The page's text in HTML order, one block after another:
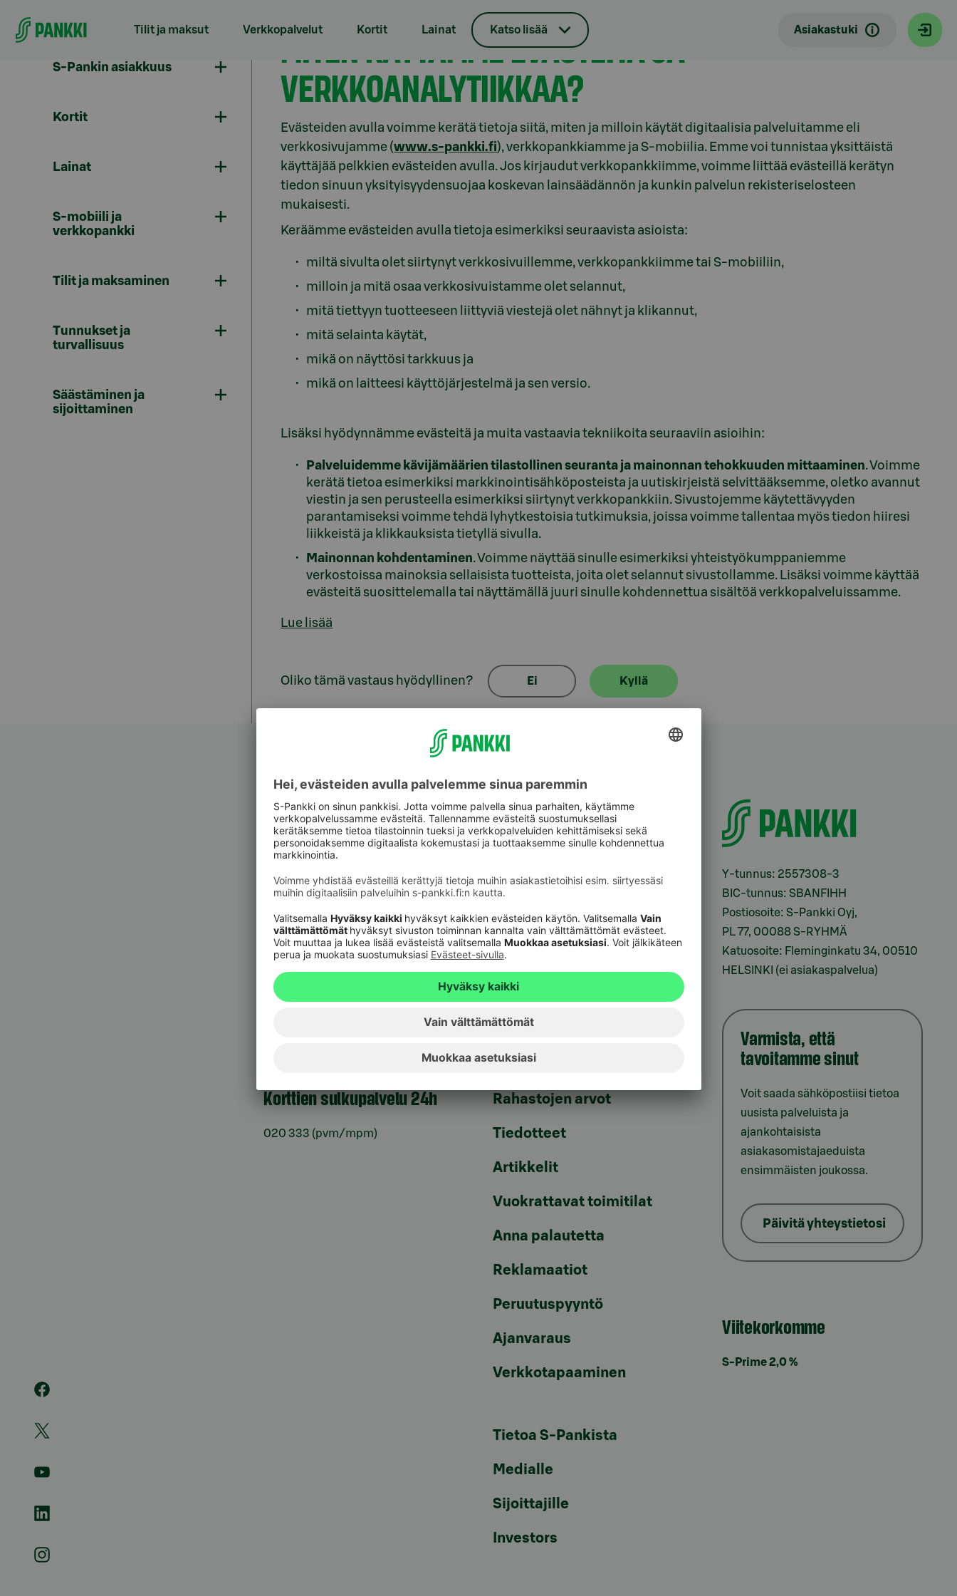
Tilit ja maksut Verkkopalvelut Kortit Lainat Katso lisää Asiakastuki
S-Pankin asiakkuus
Kortit
Lainat
S-mobiili ja
verkkopankki
Tilit ja maksaminen
Tunnukset ja
turvallisuus
Säästäminen ja
sijoittaminen
MITEN KÄYTÄMME EVÄSTEITÄ JA
VERKKOANALYTIIKKAA?
Evästeiden avulla voimme kerätä tietoja siitä, miten ja milloin käytät digitaalisia palveluitamme eli
verkkosivujamme (www.s-pankki.fi), verkkopankkiamme ja S-mobiilia. Emme voi tunnistaa yksittäistä
käyttäjää pelkkien evästeiden avulla. Jos kirjaudut verkkopankkiimme, voimme liittää evästeillä kerätyn
tiedon sinuun yksityisyydensuojaa koskevan lainsäädännön ja kunkin palvelun rekisteriselosteen
mukaisesti.
Keräämme evästeiden avulla tietoja esimerkiksi seuraavista asioista:
miltä sivulta olet siirtynyt verkkosivuillemme, verkkopankkiimme tai S-mobiiliin,
milloin ja mitä osaa verkkosivuistamme olet selannut,
mitä tiettyyn tuotteeseen liittyviä viestejä olet nähnyt ja klikannut,
mitä selainta käytät,
mikä on näyttösi tarkkuus ja
mikä on laitteesi käyttöjärjestelmä ja sen versio.
Lisäksi hyödynnämme evästeitä ja muita vastaavia tekniikoita seuraaviin asioihin:
Palveluidemme kävijämäärien tilastollinen seuranta ja mainonnan tehokkuuden mittaaminen. Voimme
kerätä tietoa esimerkiksi markkinointisähköposteista ja uutiskirjeistä selvittääksemme, oletko avannut
viestin ja sen perusteella esimerkiksi siirtynyt verkkopankkiin. Sivustojemme käytettävyyden
parantamiseksi voimme tehdä lyhytkestoisia tutkimuksia, joissa voimme tallentaa myös tiedon hiiresi
liikkeistä ja klikkauksista tietyllä sivulla.
Mainonnan kohdentaminen. Voimme näyttää sinulle esimerkiksi yhteistyökumppaniemme
verkostoissa mainoksia sellaisista tuotteista, joita olet selannut sivustollamme. Lisäksi voimme käyttää
evästeitä suosittelemalla tai näyttämällä juuri sinulle kohdennettua sisältöä verkkopalveluissamme.
Lue lisää
Oliko tämä vastaus hyödyllinen? Ei Kyllä
Asiakaspalvelu
Asiakastuki
Pankkitunnusten
sulkupalvelu 24h
Korttien sulkupalvelu 24h
020 333 (pvm/mpm)
Oikopolut
Päivitä asiakastietosi
verkkopankkitunnuksesi
Tule asiakkaaksi
Turvallinen pankkiasiointi
Rahastojen arvot
Tiedotteet
Artikkelit
Vuokrattavat toimitilat
Anna palautetta
Reklamaatiot
Peruutuspyyntö
Ajanvaraus
Verkkotapaaminen
Tietoa S-Pankista
Medialle
Sijoittajille
Investors
Y-tunnus: 2557308-3
BIC-tunnus: SBANFIHH
Postiosoite: S-Pankki Oyj,
PL 77, 00088 S-RYHMÄ
Katuosoite: Fleminginkatu 34, 00510
HELSINKI (ei asiakaspalvelua)
Varmista, että
tavoitamme sinut
Voit saada sähköpostiisi tietoa
uusista palveluista ja
ajankohtaisista
asiakasomistajaeduista
ensimmäisten joukossa.
Päivitä yhteystietosi
Viitekorkomme
S-Prime 2,0 %